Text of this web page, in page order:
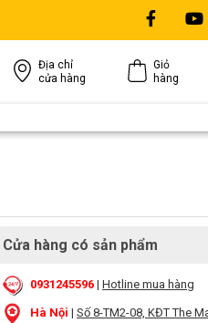
Địa chỉ
cửa hàng
Giỏ
hàng
Cửa hàng có sản phẩm
0931245596 | Hotline mua hàng
Hà Nội | Số 8-TM2-08, KĐT The